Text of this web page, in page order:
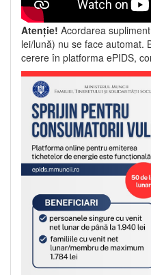
Atenție! Acordarea
lei/lună) nu se face automat.
cerere în platforma ePIDS,